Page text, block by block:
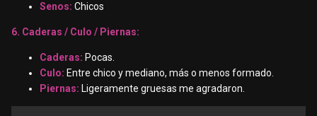
Senos: Chicos
6. Caderas / Culo / Piernas:
Caderas: Pocas.
Culo: Entre chico y mediano, más o menos formado.
Piernas: Ligeramente gruesas me agradaron.